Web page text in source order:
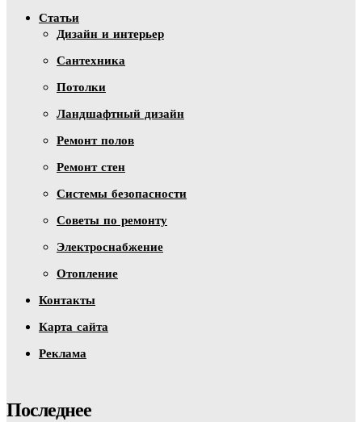
Статьи
Дизайн и интерьер
Сантехника
Потолки
Ландшафтный дизайн
Ремонт полов
Ремонт стен
Системы безопасности
Советы по ремонту
Электроснабжение
Отопление
Контакты
Карта сайта
Реклама
Последнее